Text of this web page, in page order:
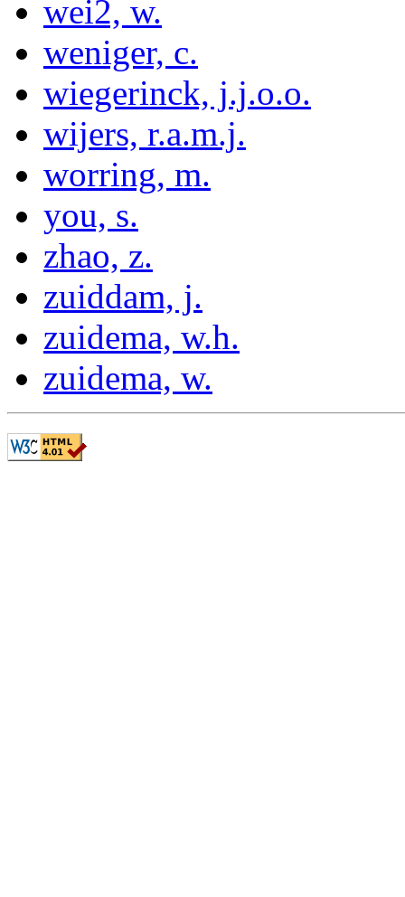
wei2, w.
weniger, c.
wiegerinck, j.j.o.o.
wijers, r.a.m.j.
worring, m.
you, s.
zhao, z.
zuiddam, j.
zuidema, w.h.
zuidema, w.